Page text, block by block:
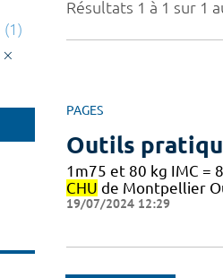
Résultats 1 à 1 sur 1
PAGES
Outils
1m75 et 80 kg IMC =
CHU de Montpellier
19/07/2024 12:29
(1)